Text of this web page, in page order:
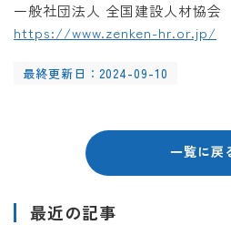
一般社団法人 全国建設人材協会
https://www.zenken-hr.or.jp/
最終更新日：2024-09-10
一覧に戻
最近の記事